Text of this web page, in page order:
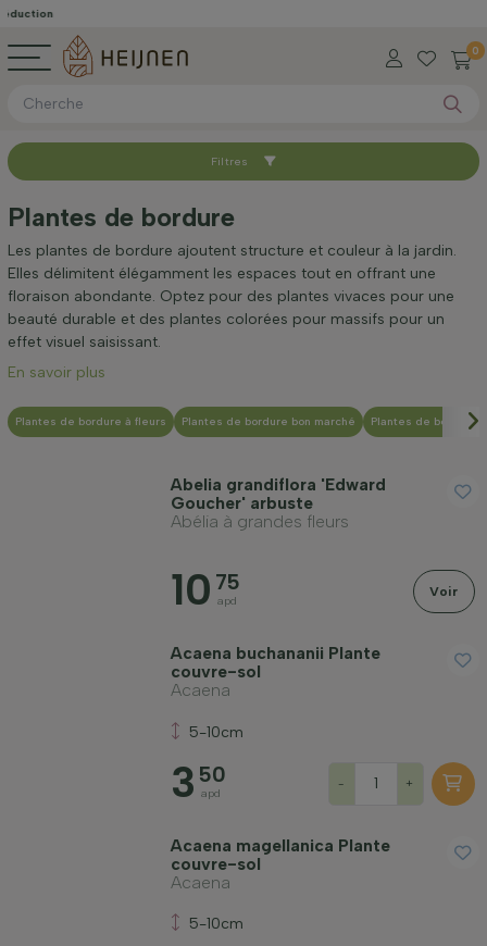
0
Trier par
Disponible
Type de racine
Hauteur à la livraison (cm)
Filtres
Plantes de bordure
Les plantes de bordure ajoutent structure et couleur à la jardin.
Elles délimitent élégamment les espaces tout en offrant une
floraison abondante. Optez pour des plantes vivaces pour une
beauté durable et des plantes colorées pour massifs pour un
effet visuel saisissant.
En savoir plus
Plantes de bordure à fleurs Plantes de bordure bon marché Plantes de bordure
Abelia grandiflora 'Edward
Goucher' arbuste
Abélia à grandes fleurs
10 75
apd
Voir
Acaena buchananii Plante
couvre-sol
Acaena
5-10cm
3 50
apd
- +
Acaena magellanica Plante
couvre-sol
Acaena
5-10cm